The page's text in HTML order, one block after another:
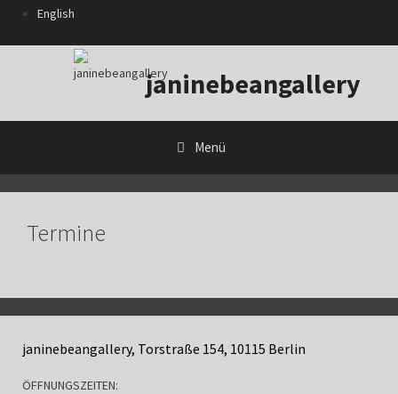
springen
English
janinebeangallery
Menü
Termine
janinebeangallery, Torstraße 154, 10115 Berlin
ÖFFNUNGSZEITEN: